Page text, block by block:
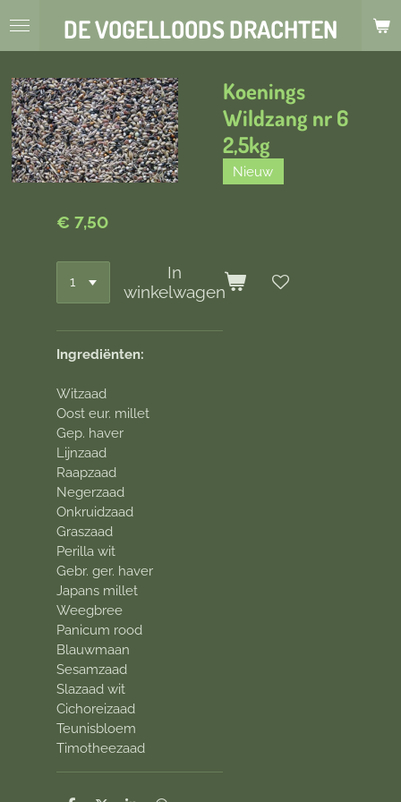
Ga
de
hoofdinhoud
DE VOGELLOODS DRACHTEN
Koenings
Wildzang nr 6
2,5kg
Nieuw
€ 7,50
In
winkelwagen
Ingrediënten:
Witzaad
Oost eur. millet
Gep. haver
Lijnzaad
Raapzaad
Negerzaad
Onkruidzaad
Graszaad
Perilla wit
Gebr. ger. haver
Japans millet
Weegbree
Panicum rood
Blauwmaan
Sesamzaad
Slazaad wit
Cichoreizaad
Teunisbloem
Timotheezaad